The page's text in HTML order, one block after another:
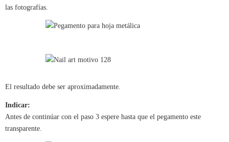
las fotografías.
El resultado debe ser aproximadamente.
Indicar:
Antes de continúar con el paso 3 espere hasta que el pegamento este
transparente.